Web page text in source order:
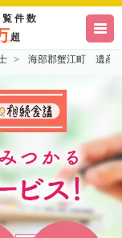
件数
超
海部郡蟹江町 遺産